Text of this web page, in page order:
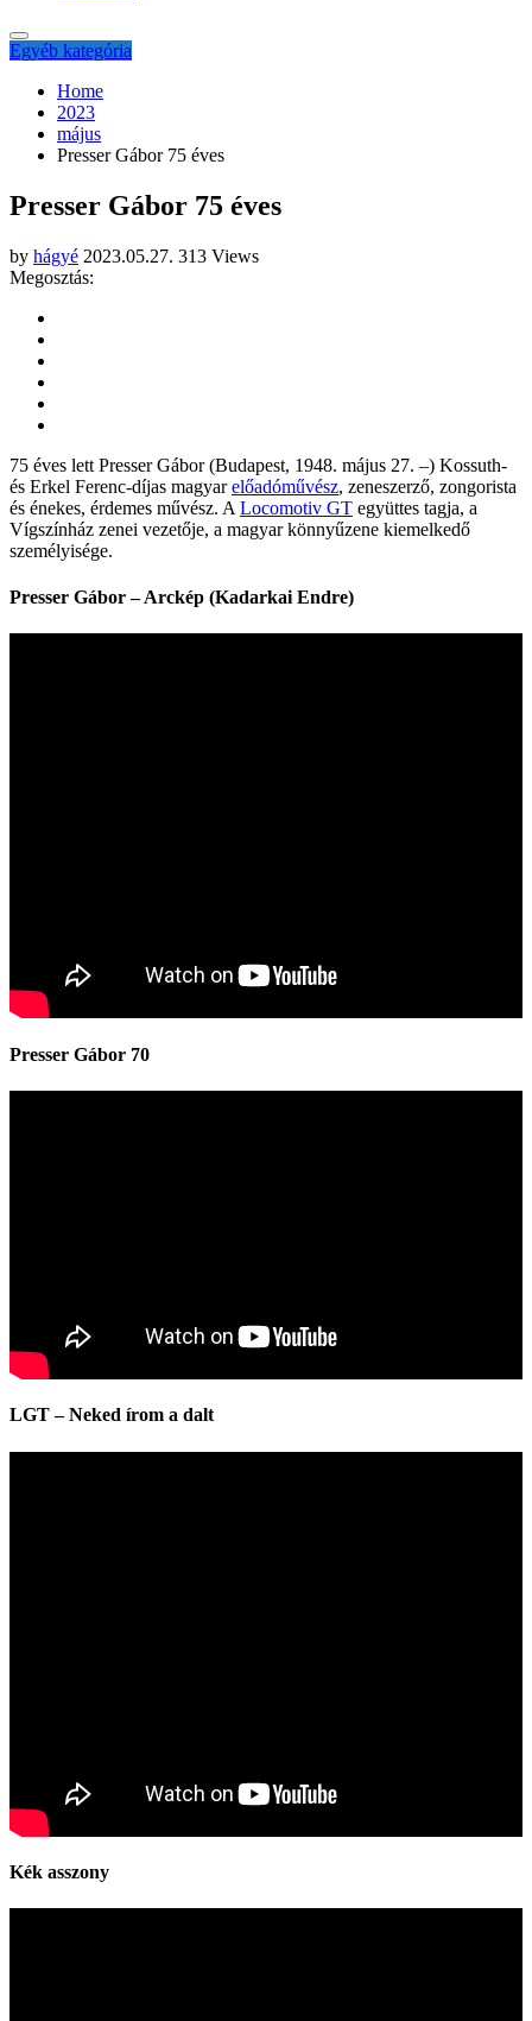
Egyéb kategória
Home
2023
május
Presser Gábor 75 éves
Presser Gábor 75 éves
by hágyé 2023.05.27. 313 Views
Megosztás:
75 éves lett Presser Gábor (Budapest, 1948. május 27. –) Kossuth-
és Erkel Ferenc-díjas magyarelőadóművész, zeneszerző, zongorista
és énekes, érdemes művész. A Locomotiv GT együttes tagja, a
Vígszínház zenei vezetője, a magyar könnyűzene kiemelkedő
személyisége.
Presser Gábor – Arckép (Kadarkai Endre)
Presser Gábor 70
LGT – Neked írom a dalt
Kék asszony